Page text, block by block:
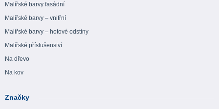
Malířské barvy fasádní
Malířské barvy – vnitřní
Malířské barvy – hotové odstíny
Malířské příslušenství
Na dřevo
Na kov
Značky